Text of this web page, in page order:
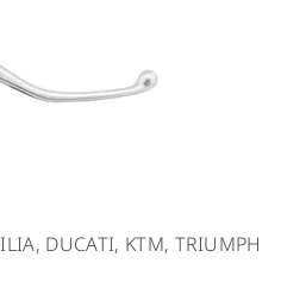
DUCATI, KTM, TRIUMPH